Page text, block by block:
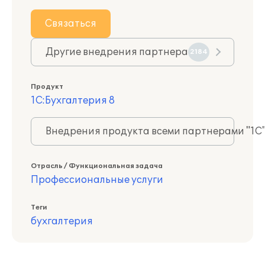
Связаться
Другие внедрения партнера 2184
Продукт
1С:Бухгалтерия 8
Внедрения продукта всеми партнерами
Отрасль / Функциональная задача
Профессиональные услуги
Теги
бухгалтерия